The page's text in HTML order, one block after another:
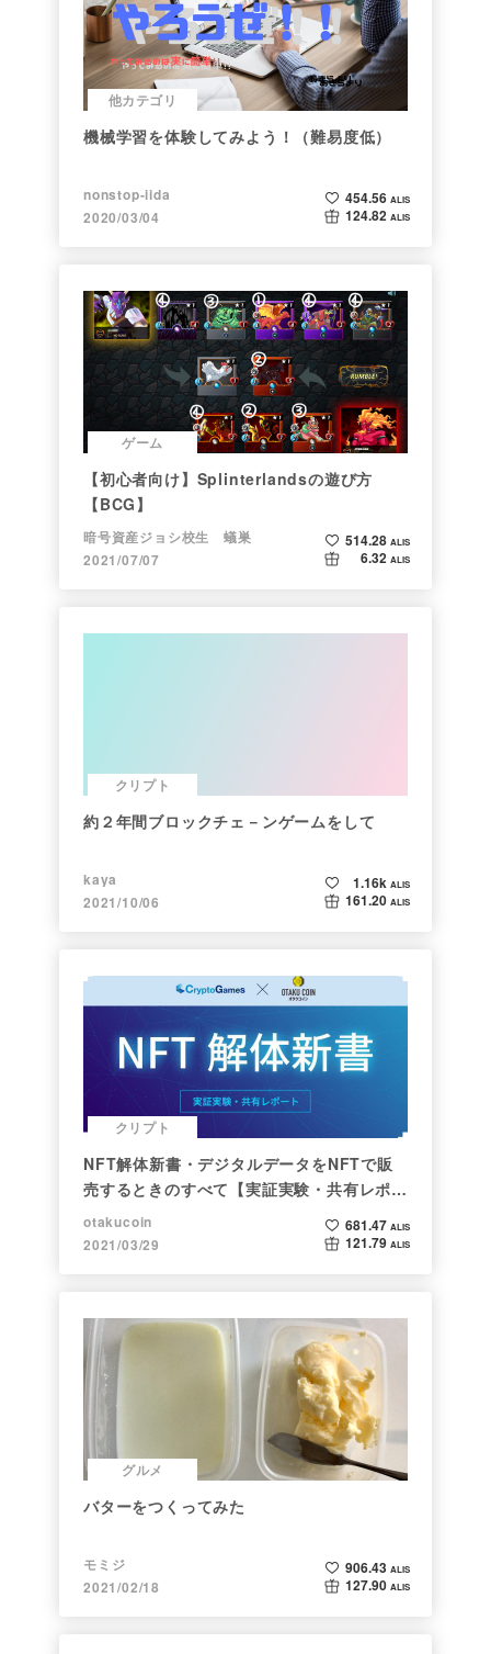
他カテゴリ
機械学習を体験してみよう！（難易度低）
nonstop-iida
2020/03/04
454.56 ALIS
124.82 ALIS
ゲーム
【初心者向け】Splinterlandsの遊び方
【BCG】
暗号資産ジョシ校生 蟻巣
2021/07/07
514.28 ALIS
6.32 ALIS
クリプト
約２年間ブロックチェ－ンゲームをして
kaya
2021/10/06
1.16k ALIS
161.20 ALIS
クリプト
NFT解体新書・デジタルデータをNFTで販
売するときのすべて【実証実験・共有レポー
ト】
otakucoin
2021/03/29
681.47 ALIS
121.79 ALIS
グルメ
バターをつくってみた
モミジ
2021/02/18
906.43 ALIS
127.90 ALIS